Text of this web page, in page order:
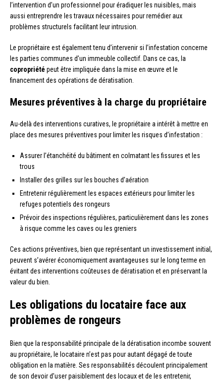
l’intervention d’un professionnel pour éradiquer les nuisibles, mais
aussi entreprendre les travaux nécessaires pour remédier aux
problèmes structurels facilitant leur intrusion.
Le propriétaire est également tenu d’intervenir si l’infestation concerne
les parties communes d’un immeuble collectif. Dans ce cas, la
copropriété peut être impliquée dans la mise en œuvre et le
financement des opérations de dératisation.
Mesures préventives à la charge du propriétaire
Au-delà des interventions curatives, le propriétaire a intérêt à mettre en
place des mesures préventives pour limiter les risques d’infestation :
Assurer l’étanchéité du bâtiment en colmatant les fissures et les
trous
Installer des grilles sur les bouches d’aération
Entretenir régulièrement les espaces extérieurs pour limiter les
refuges potentiels des rongeurs
Prévoir des inspections régulières, particulièrement dans les zones
à risque comme les caves ou les greniers
Ces actions préventives, bien que représentant un investissement initial,
peuvent s’avérer économiquement avantageuses sur le long terme en
évitant des interventions coûteuses de dératisation et en préservant la
valeur du bien.
Les obligations du locataire face aux
problèmes de rongeurs
Bien que la responsabilité principale de la dératisation incombe souvent
au propriétaire, le locataire n’est pas pour autant dégagé de toute
obligation en la matière. Ses responsabilités découlent principalement
de son devoir d’user paisiblement des locaux et de les entretenir,